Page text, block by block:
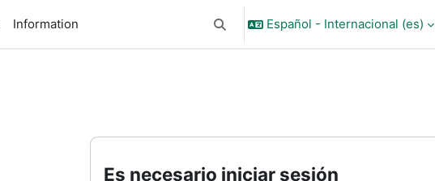
Information Selector de búsqueda de entrada
Español - Internacional ‎(es)‎
Es necesario iniciar sesión